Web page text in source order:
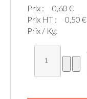
Prix :
0,60 €
Prix HT :
0,50 €
Prix / Kg: